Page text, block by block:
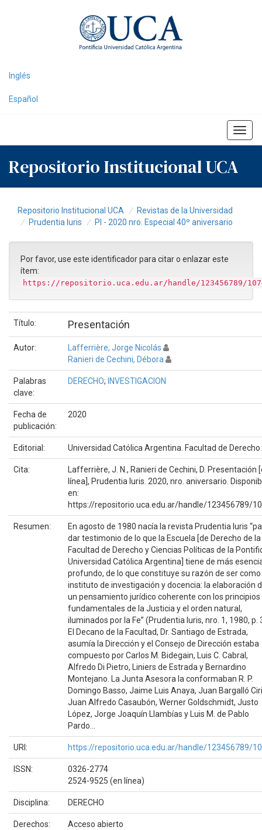
Inglés
Español
Repositorio Institucional UCA
Repositorio Institucional UCA
Revistas de la Universidad
Prudentia Iuris
PI - 2020 nro. Especial 40º aniversario
Por favor, use este identificador para citar o enlazar este
ítem:
https://repositorio.uca.edu.ar/handle/123456789/
Título: Presentación
Autor:
Lafferrière, Jorge Nicolás
Ranieri de Cechini, Débora
Palabras
clave:
DERECHO; INVESTIGACION
Fecha de
publicación:
2020
Editorial: Universidad Católica Argentina. Facultad de Derecho
Cita:
Lafferrière, J. N., Ranieri de Cechini, D. Presentación
línea], Prudentia Iuris. 2020, nro. aniversario.
en:
https://repositorio.uca.edu.ar/handle/123456789/
Resumen:
En agosto de 1980 nacía la revista Prudentia Iuris
dar testimonio de lo que la Escuela [de Derecho de la
Facultad de Derecho y Ciencias Políticas de la
Universidad Católica Argentina] tiene de más
profundo, de lo que constituye su razón de ser como
instituto de investigación y docencia: la elaboración
un pensamiento jurídico coherente con los principios
fundamentales de la Justicia y el orden natural,
iluminados por la Fe” (Prudentia Iuris, nro. 1, 1980, p.
El Decano de la Facultad, Dr. Santiago de Estrada,
asumía la Dirección y el Consejo de Dirección estaba
compuesto por Carlos M. Bidegain, Luis C. Cabral,
Alfredo Di Pietro, Liniers de Estrada y Bernardino
Montejano. La Junta Asesora la conformaban R. P.
Domingo Basso, Jaime Luis Anaya, Juan Bargalló
Juan Alfredo Casaubón, Werner Goldschmidt, Justo
López, Jorge Joaquín Llambías y Luis M. de Pablo
Pardo...
URI: https://repositorio.uca.edu.ar/handle/123456789/
ISSN:
0326-2774
2524-9525 (en línea)
Disciplina: DERECHO
Derechos: Acceso abierto